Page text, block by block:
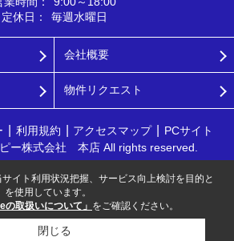
定休日：
毎週水曜日
会社概要
物件リクエスト
利用規約 アクセスマップ
PCサイト
ー株式会社 本店 All rights reserved.
イト利用状況把握、サービス向上検討を目的と
使用しています。
の取扱いについて」 をご確認ください。
閉じる